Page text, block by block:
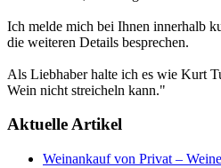
Ich melde mich bei Ihnen innerhalb
die weiteren Details besprechen.
Als Liebhaber halte ich es wie Kurt
Wein nicht streicheln kann."
Aktuelle Artikel
Weinankauf von Privat –